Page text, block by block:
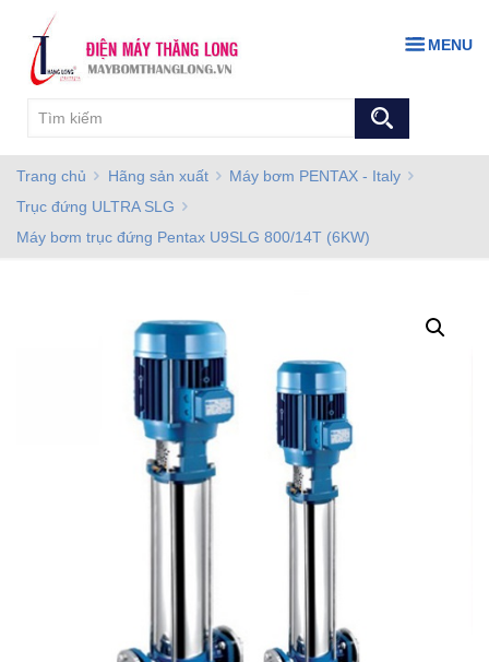
MENU
Trang chủ Hãng sản xuất
Máy bơm PENTAX - Italy
Trục đứng ULTRA SLG
Máy bơm trục đứng Pentax U9SLG 800/14T (6KW)